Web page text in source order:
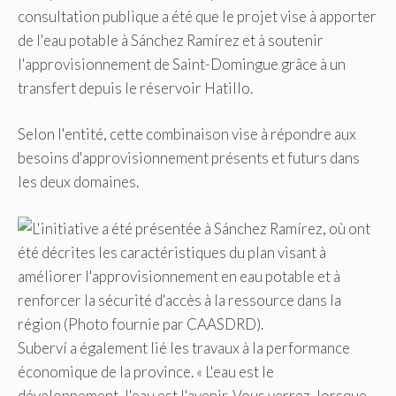
consultation publique a été que le projet vise à apporter
de l'eau potable à Sánchez Ramírez et à soutenir
l'approvisionnement de Saint-Domingue grâce à un
transfert depuis le réservoir Hatillo.
Selon l'entité, cette combinaison vise à répondre aux
besoins d'approvisionnement présents et futurs dans
les deux domaines.
Suberví a également lié les travaux à la performance
économique de la province. « L'eau est le